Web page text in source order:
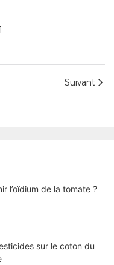
Suivant
l’oïdium de la tomate ?
sur le coton du